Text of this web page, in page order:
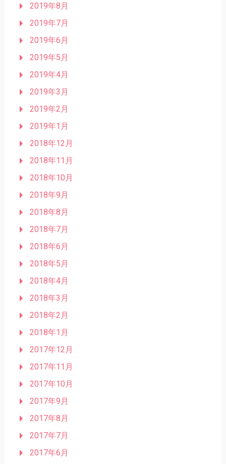
2019年8月
2019年7月
2019年6月
2019年5月
2019年4月
2019年3月
2019年2月
2019年1月
2018年12月
2018年11月
2018年10月
2018年9月
2018年8月
2018年7月
2018年6月
2018年5月
2018年4月
2018年3月
2018年2月
2018年1月
2017年12月
2017年11月
2017年10月
2017年9月
2017年8月
2017年7月
2017年6月